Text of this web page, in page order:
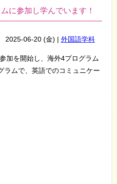
に参加し学んでいます！
2025-06-20 (金) | 外国語学科
加を開始し、海外4プログラム
ラムで、英語でのコミュニケー